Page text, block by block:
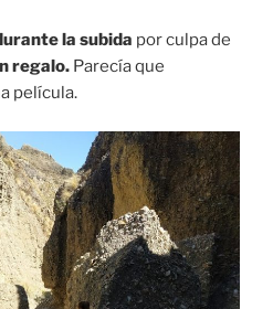
la subida por culpa de
regalo. Parecía que
película.